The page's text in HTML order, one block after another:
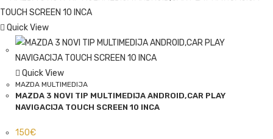
Quick View
Quick View
MAZDA MULTIMEDIJA
MAZDA 3 NOVI TIP MULTIMEDIJA ANDROID,CAR PLAY
NAVIGACIJA TOUCH SCREEN 10 INCA
150€